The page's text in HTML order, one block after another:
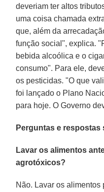
deveriam ter altos
uma coisa chamada
que, além da
função social", explica.
bebida alcoólica e o
consumo". Para ele,
os pesticidas. "O que
foi lançado o Plano
para hoje. O Governo
Perguntas e
Lavar os alimentos
agrotóxicos?
Não. Lavar os